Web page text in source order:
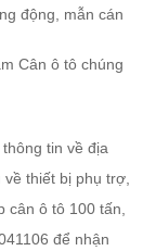
động, mẫn cán
Cân ô tô chúng
tin về địa
thiết bị phụ trợ,
cân ô tô 100 tấn,
để nhận